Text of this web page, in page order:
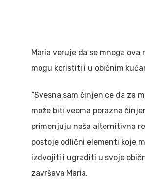
Maria veruje da se mnoga ova
mogu koristiti i u običnim
“Svesna sam činjenice da za
može biti veoma porazna
primenjuju naša alternitivna
postoje odlični elementi koje
izdvojiti i ugraditi u svoje
završava Maria.